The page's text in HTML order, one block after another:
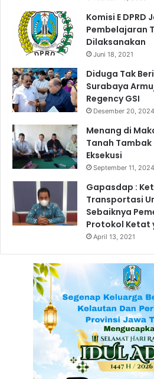
h
L
a
u
S
u
a
b
Komisi E
Pembelajaran
Dilaksanakan
Juni 18, 2021
Diduga Tak
Surabaya
Regency GSI
Desember 20, 2024
Menang di
Tanah Tambak
Eksekusi
September 11, 2024
Gapasdap :
Transportasi
Sebaiknya
Protokol Ketat
April 13, 2021